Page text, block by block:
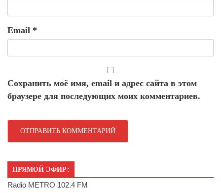
Email *
Сохранить моё имя, email и адрес сайта в этом
браузере для последующих моих комментариев.
ПРЯМОЙ ЭФИР:
Radio METRO 102.4 FM